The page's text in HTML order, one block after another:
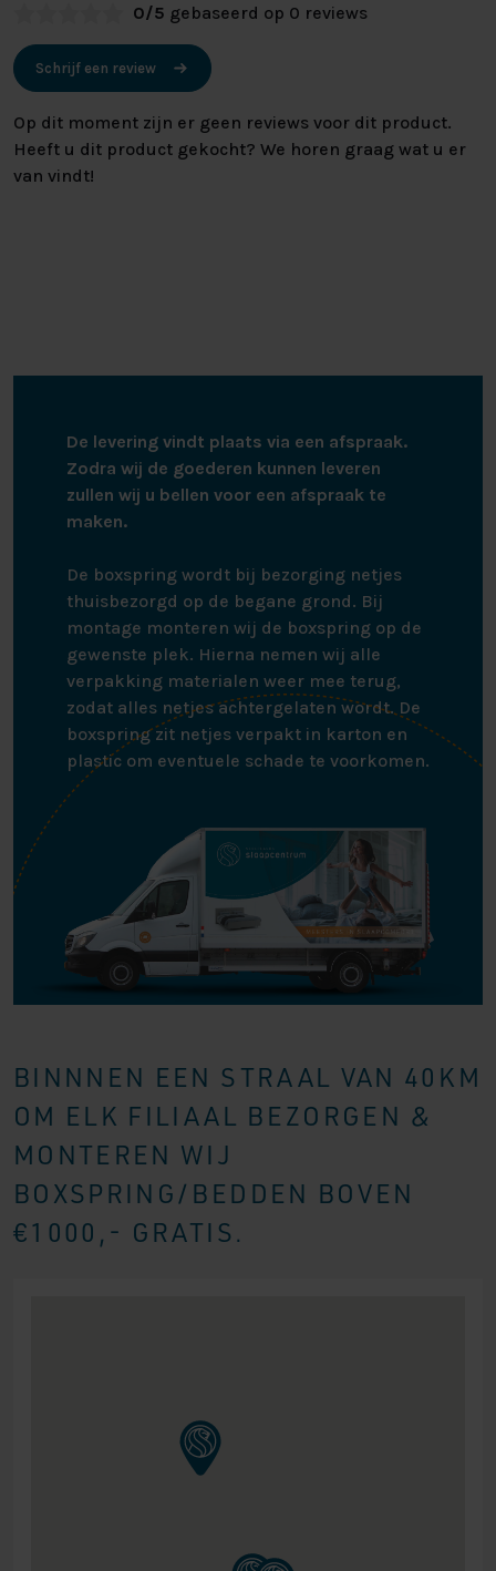
0/5 gebaseerd op 0 reviews
Schrijf een review
Op dit moment zijn er geen reviews voor dit product.
Heeft u dit product gekocht? We horen graag wat u er
van vindt!
De levering vindt plaats via een afspraak.
Zodra wij de goederen kunnen leveren
zullen wij u bellen voor een afspraak te
maken.
De boxspring wordt bij bezorging netjes
thuisbezorgd op de begane grond. Bij
montage monteren wij de boxspring op de
gewenste plek. Hierna nemen wij alle
verpakking materialen weer mee terug,
zodat alles netjes achtergelaten wordt. De
boxspring zit netjes verpakt in karton en
plastic om eventuele schade te voorkomen.
BINNNEN EEN STRAAL VAN 40KM
OM ELK FILIAAL BEZORGEN &
MONTEREN WIJ
BOXSPRING/BEDDEN BOVEN
€1000,- GRATIS.